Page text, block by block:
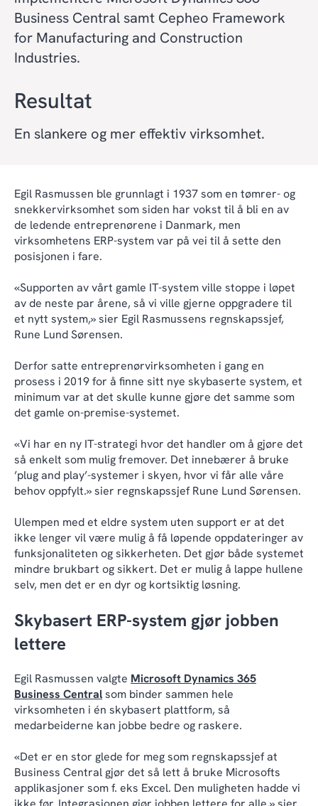
Business Central samt Cepheo Framework
for Manufacturing and Construction
Industries.
Resultat
En slankere og mer effektiv virksomhet.
Egil Rasmussen ble grunnlagt i 1937 som en tømrer- og
snekkervirksomhet som siden har vokst til å bli en av
de ledende entreprenørene i Danmark, men
virksomhetens ERP-system var på vei til å sette den
posisjonen i fare.
«Supporten av vårt gamle IT-system ville stoppe i løpet
av de neste par årene, så vi ville gjerne oppgradere til
et nytt system,» sier Egil Rasmussens regnskapssjef,
Rune Lund Sørensen.
Derfor satte entreprenørvirksomheten i gang en
prosess i 2019 for å finne sitt nye skybaserte system, et
minimum var at det skulle kunne gjøre det samme som
det gamle on-premise-systemet.
«Vi har en ny IT-strategi hvor det handler om å gjøre det
så enkelt som mulig fremover. Det innebærer å bruke
’plug and play’-systemer i skyen, hvor vi får alle våre
behov oppfylt.» sier regnskapssjef Rune Lund Sørensen.
Ulempen med et eldre system uten support er at det
ikke lenger vil være mulig å få løpende oppdateringer av
funksjonaliteten og sikkerheten. Det gjør både systemet
mindre brukbart og sikkert. Det er mulig å lappe hullene
selv, men det er en dyr og kortsiktig løsning.
Skybasert ERP-system gjør jobben
lettere
Egil Rasmussen valgte Microsoft Dynamics 365
Business Centralsom binder sammen hele
virksomheten i én skybasert plattform, så
medarbeiderne kan jobbe bedre og raskere.
«Det er en stor glede for meg som regnskapssjef at
Business Central gjør det så lett å bruke Microsofts
applikasjoner som f. eks Excel. Den muligheten hadde vi